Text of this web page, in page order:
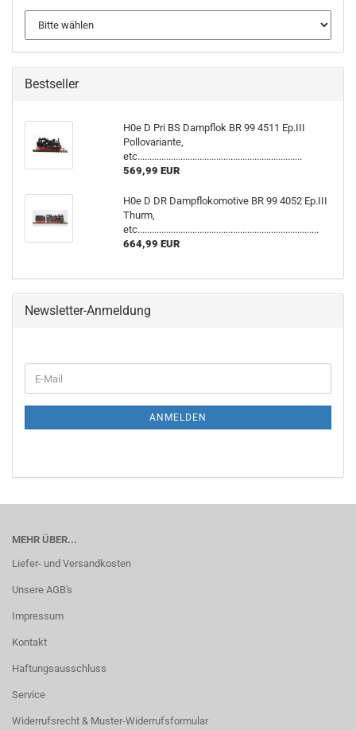
Bestseller
H0e D Pri BS Dampflok BR 99 4511 Ep.III
Pollovariante,
etc.....................................................................
569,99 EUR
H0e D DR Dampflokomotive BR 99 4052 Ep.III
Thurm,
etc............................................................................
664,99 EUR
Newsletter-Anmeldung
ZUR
E-
Mail
ANMELDEN
MEHR ÜBER...
Liefer- und Versandkosten
Unsere AGB's
Impressum
Kontakt
Haftungsausschluss
Service
Widerrufsrecht & Muster-Widerrufsformular